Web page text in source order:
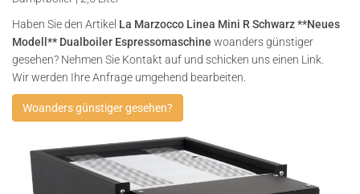
Haben Sie den Artikel La Marzocco Linea Mini R Schwarz **Neues
Modell** Dualboiler Espressomaschine woanders günstiger
gesehen? Nehmen Sie Kontakt auf und schicken uns einen Link.
Wir werden Ihre Anfrage umgehend bearbeiten.
Woanders günstiger gesehen?